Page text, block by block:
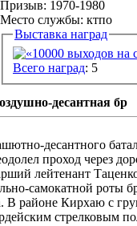
Призыв: 1970-1980
Место службы: ктпо
Выставка наград
Всего наград: 5
десантная бр
десантного
проход через
лейтенант
самокатной роты
В районе Кирхаю с
стрелковым